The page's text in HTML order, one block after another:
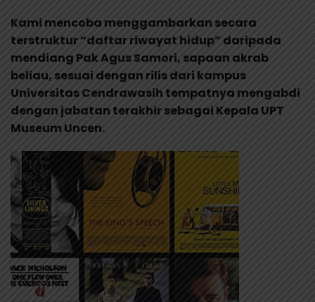
Kami mencoba menggambarkan secara
terstruktur “daftar riwayat hidup” daripada
mendiang Pak Agus Samori, sapaan akrab
beliau, sesuai dengan rilis dari kampus
Universitas Cendrawasih tempatnya mengabdi
dengan jabatan terakhir sebagai Kepala UPT
Museum Uncen.